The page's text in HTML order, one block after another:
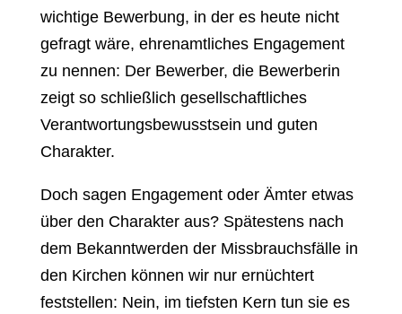
wichtige Bewerbung, in der es heute nicht
gefragt wäre, ehrenamtliches Engagement
zu nennen: Der Bewerber, die Bewerberin
zeigt so schließlich gesellschaftliches
Verantwortungsbewusstsein und guten
Charakter.
Doch sagen Engagement oder Ämter etwas
über den Charakter aus? Spätestens nach
dem Bekanntwerden der Missbrauchsfälle in
den Kirchen können wir nur ernüchtert
feststellen: Nein, im tiefsten Kern tun sie es